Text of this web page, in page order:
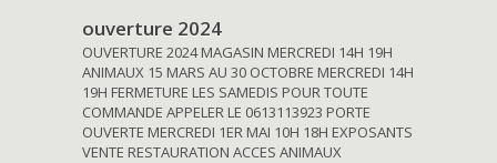
ouverture 2024
OUVERTURE 2024 MAGASIN MERCREDI 14H 19H
ANIMAUX 15 MARS AU 30 OCTOBRE MERCREDI 14H
19H FERMETURE LES SAMEDIS POUR TOUTE
COMMANDE APPELER LE 0613113923 PORTE
OUVERTE MERCREDI 1ER MAI 10H 18H EXPOSANTS
VENTE RESTAURATION ACCES ANIMAUX